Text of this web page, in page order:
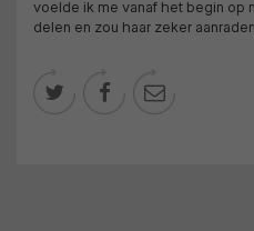
voelde ik me vanaf het begin op
delen en zou haar zeker
  